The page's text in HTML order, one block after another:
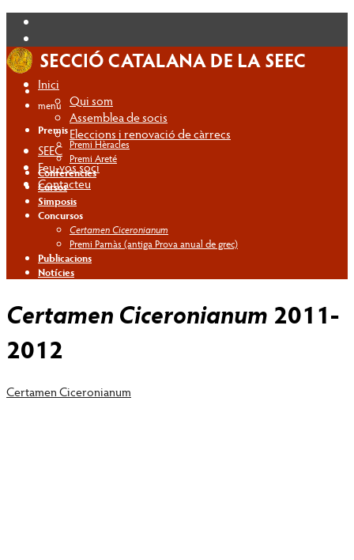
Inici
Qui som
Assemblea de socis
Eleccions i renovació de càrrecs
SEEC
Feu-vos soci
Contacteu
menú
Premis
Premi Hèracles
Premi Areté
Conferències
Cursos
Simposis
Concursos
Certamen Ciceronianum
Premi Parnàs (antiga Prova anual de grec)
Publicacions
Notícies
Certamen Ciceronianum 2011-
2012
Certamen Ciceronianum